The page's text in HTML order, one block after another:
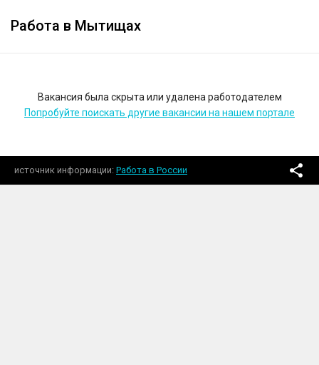
Работа в Мытищах
Вакансия была скрыта или удалена работодателем
Попробуйте поискать другие вакансии на нашем портале
источник информации Работа в России